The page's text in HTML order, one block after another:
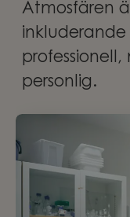
Atmosfären
personlig.